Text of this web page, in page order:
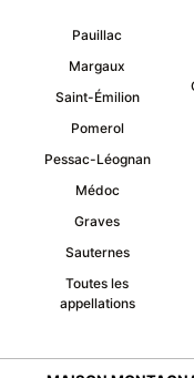
Pauillac
Margaux
Saint-Émilion
Pomerol
Pessac-Léognan
Médoc
Graves
Sauternes
Toutes les
appellations